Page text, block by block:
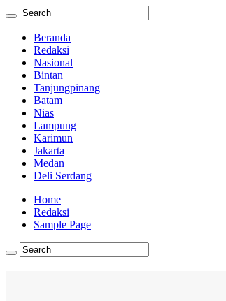
Beranda
Redaksi
Nasional
Bintan
Tanjungpinang
Batam
Nias
Lampung
Karimun
Jakarta
Medan
Deli Serdang
Home
Redaksi
Sample Page